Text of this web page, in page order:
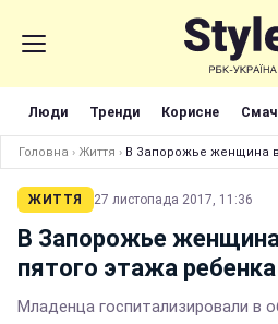
Люди Тренди Корисне
Головна › Життя › В Запорожье женщина
ЖИТТЯ 27 листопада 2017, 11:36
В Запорожье
пятого этажа
Младенца госпитализировали в